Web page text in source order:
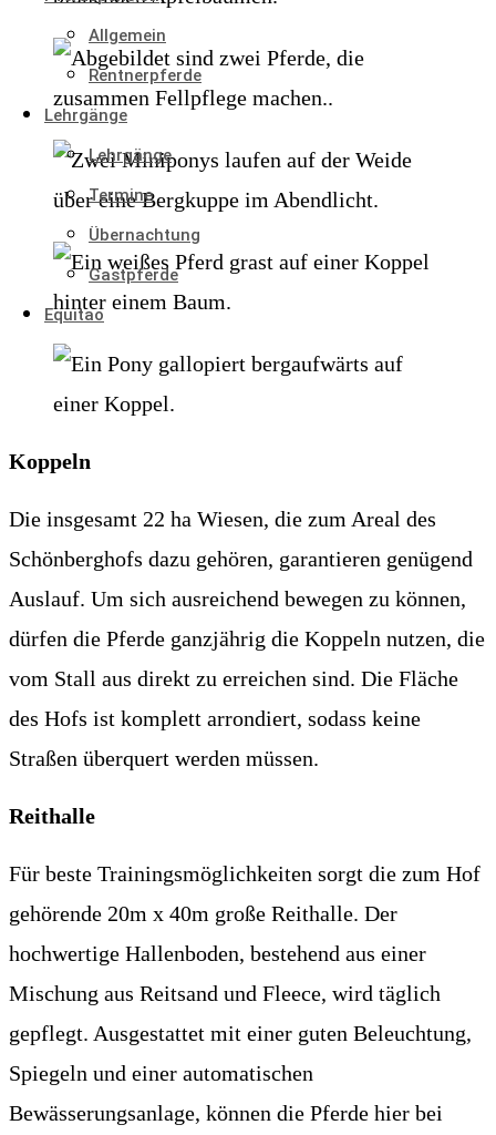
Allgemein
Rentnerpferde
Lehrgänge
Lehrgänge
Termine
Übernachtung
Gastpferde
Equitao
Koppeln
Die insgesamt 22 ha Wiesen, die zum Areal des
Schönberghofs dazu gehören, garantieren genügend
Auslauf. Um sich ausreichend bewegen zu können,
dürfen die Pferde ganzjährig die Koppeln nutzen, die
vom Stall aus direkt zu erreichen sind. Die Fläche
des Hofs ist komplett arrondiert, sodass keine
Straßen überquert werden müssen.
Reithalle
Für beste Trainingsmöglichkeiten sorgt die zum Hof
gehörende 20m x 40m große Reithalle. Der
hochwertige Hallenboden, bestehend aus einer
Mischung aus Reitsand und Fleece, wird täglich
gepflegt. Ausgestattet mit einer guten Beleuchtung,
Spiegeln und einer automatischen
Bewässerungsanlage, können die Pferde hier bei